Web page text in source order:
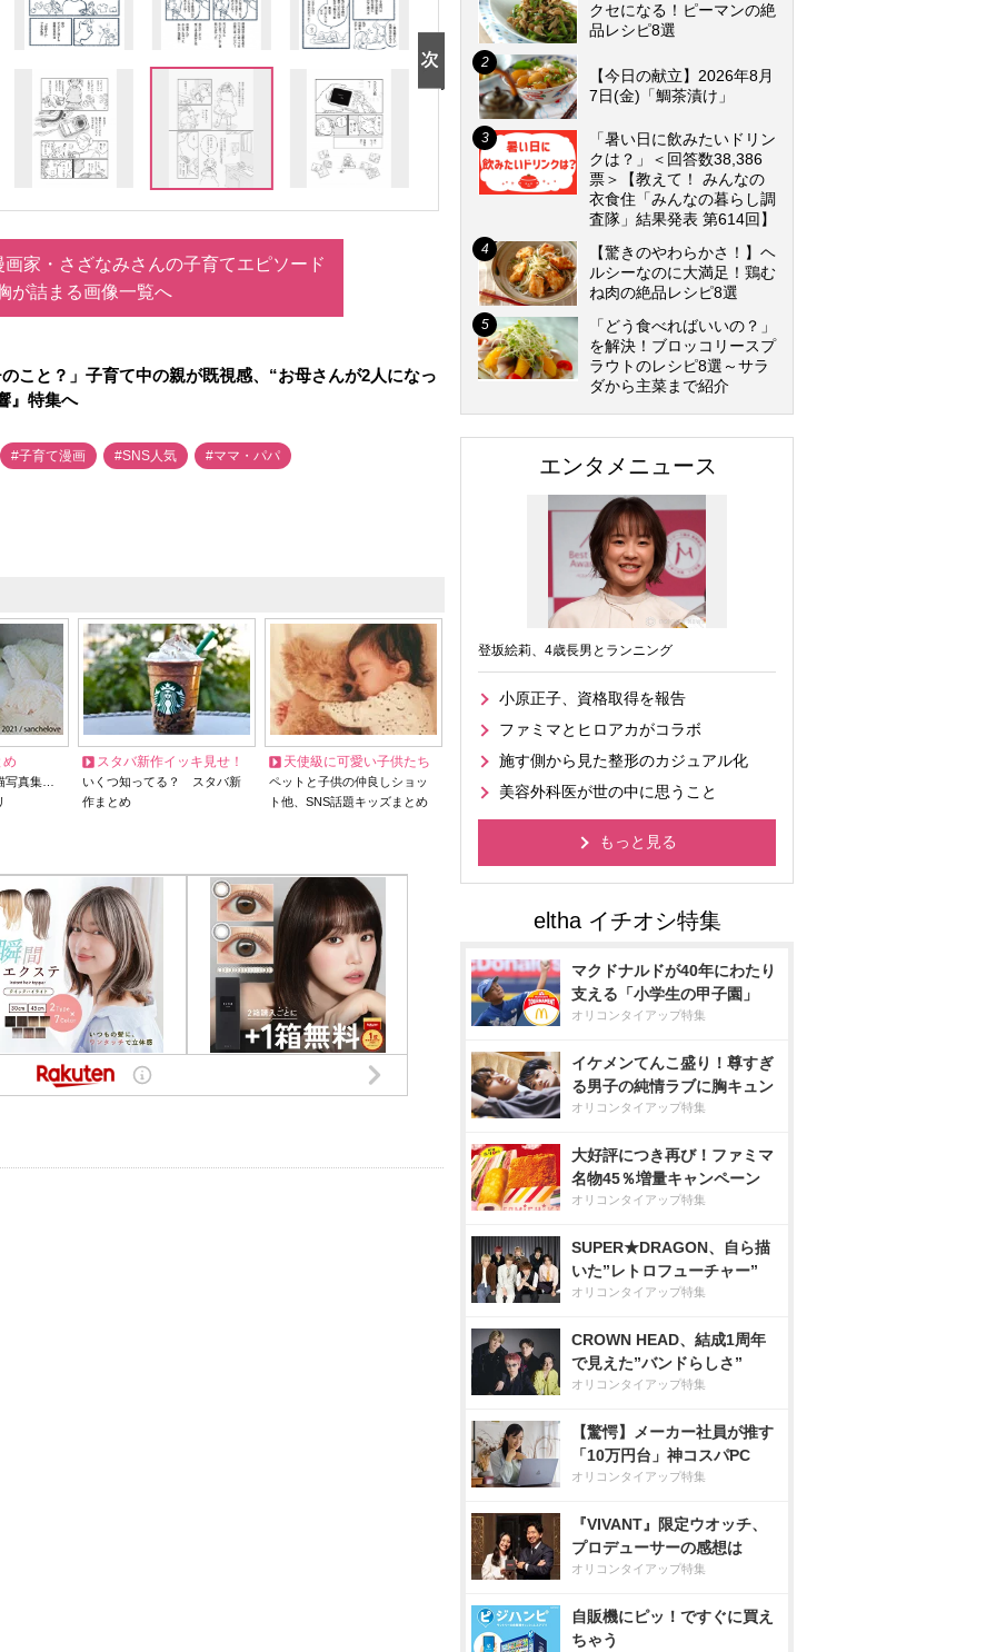
家・さざなみさんの子育てエピソード
が詰まる画像一覧へ
こと？」子育て中の親が既視感、“お母さんが2人になっ
』特集へ
#子育て漫画 #SNS人気 #ママ・パパ
め
写真集…
スタバ新作イッキ見せ！
いくつ知ってる？ スタバ新
作まとめ
天使級に可愛い子供たち
ペットと子供の仲良しショッ
ト他、SNS話題キッズまとめ
クセになる！ピーマンの絶
品レシピ8選
【今日の献立】2026年8月
7日(金)「鯛茶漬け」
「暑い日に飲みたいドリン
クは？」＜回答数38,386
票＞【教えて！ みんなの
衣食住「みんなの暮らし調
査隊」結果発表 第614回】
【驚きのやわらかさ！】ヘ
ルシーなのに大満足！鶏む
ね肉の絶品レシピ8選
「どう食べればいいの？」
を解決！ブロッコリースプ
ラウトのレシピ8選～サラ
ダから主菜まで紹介
エンタメニュース
登坂絵莉、4歳長男とランニング
小原正子、資格取得を報告
ファミマとヒロアカがコラボ
施す側から見た整形のカジュアル化
美容外科医が世の中に思うこと
もっと見る
マクドナルドが40年にわたり
支える「小学生の甲子園」
オリコンタイアップ特集
イケメンてんこ盛り！尊すぎ
る男子の純情ラブに胸キュン
オリコンタイアップ特集
大好評につき再び！ファミマ
名物45％増量キャンペーン
オリコンタイアップ特集
SUPER★DRAGON、自ら描
いた”レトロフューチャー”
オリコンタイアップ特集
CROWN HEAD、結成1周年
で見えた”バンドらしさ”
オリコンタイアップ特集
【驚愕】メーカー社員が推す
「10万円台」神コスパPC
オリコンタイアップ特集
『VIVANT』限定ウオッチ、
プロデューサーの感想は
オリコンタイアップ特集
自販機にピッ！ですぐに買え
ちゃう